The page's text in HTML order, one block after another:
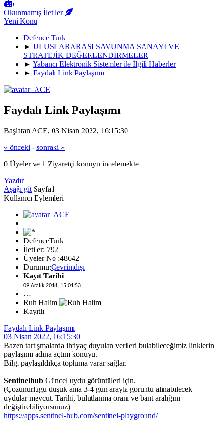
Okunmamış İletiler
Yeni Konu
Defence Turk
► ULUSLARARASI SAVUNMA SANAYİ VE
STRATEJİK DEĞERLENDİRMELER
► Yabancı Elektronik Sistemler ile İlgili Haberler
► Faydalı Link Paylaşımı
Faydalı Link Paylaşımı
Başlatan ACE, 03 Nisan 2022, 16:15:30
« önceki - sonraki »
0 Üyeler ve 1 Ziyaretçi konuyu incelemekte.
Yazdır
Aşağı git Sayfa1
Kullanıcı Eylemleri
DefenceTurk
İletiler: 792
Üyeler No :48642
Durumu:Çevrimdışı
Kayıt Tarihi
09 Aralık 2018, 15:01:53
…
Ruh Halim
Kayıtlı
Faydalı Link Paylaşımı
03 Nisan 2022, 16:15:30
Bazen tartışmalarda ihtiyaç duyulan verileri bulabileceğimiz linklerin
paylaşımı adına açtım konuyu.
Bilgi paylaşıldıkça topluma yarar sağlar.
Sentinelhub Güncel uydu görüntüleri için.
(Çözünürlüğü düşük ama 3-4 gün arayla görüntü alınabilecek
uydular mevcut. Tarihi, bulutlanma oranı ve bant aralığını
değiştirebiliyorsunuz)
https://apps.sentinel-hub.com/sentinel-playground/